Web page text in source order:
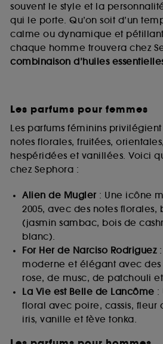
souvent le style et la
qui le porte. Qu’on soit d’un
calme ou dynamique et
chaque homme trouvera chez
combinaison d’huiles
Les parfums pour femmes
Les parfums féminins
notes florales, fruitées,
hespéridées et vanillées. Voici
chez Sephora :
Alien de Mugler: Une icône
2005, avec des notes florales,
(jasmin sambac, bois de
blanc).
For Her de Narciso Rodriguez:
moderne et élégant avec
rose, de musc, de patchouli
La Vie est Belle de Lancôme :
floral avec poire, cassis, fleur
iris, vanille et fève tonka.